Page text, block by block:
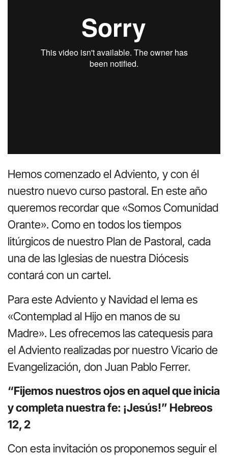
Hemos comenzado el Adviento, y con él
nuestro nuevo curso pastoral. En este año
queremos recordar que «Somos Comunidad
Orante». Como en todos los tiempos
litúrgicos de nuestro Plan de Pastoral, cada
una de las Iglesias de nuestra Diócesis
contará con un cartel.
Para este Adviento y Navidad el lema es
«Contemplad al Hijo en manos de su
Madre». Les ofrecemos las catequesis para
el Adviento realizadas por nuestro Vicario de
Evangelización, don Juan Pablo Ferrer.
“Fijemos nuestros ojos en aquel que inicia
y completa nuestra fe: ¡Jesús!” Hebreos
12, 2
Con esta invitación os proponemos seguir el